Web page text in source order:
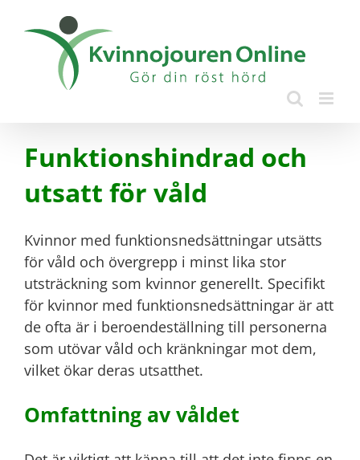
Funktionshindrad och
utsatt för våld
Kvinnor med funktionsnedsättningar utsätts
för våld och övergrepp i minst lika stor
utsträckning som kvinnor generellt. Specifikt
för kvinnor med funktionsnedsättningar är att
de ofta är i beroendeställning till personerna
som utövar våld och kränkningar mot dem,
vilket ökar deras utsatthet.
Omfattning av våldet